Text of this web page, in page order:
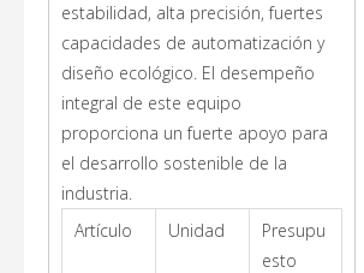
estabilidad, alta precisión, fuertes
capacidades de automatización y
diseño ecológico. El desempeño
integral de este equipo
proporciona un fuerte apoyo para
el desarrollo sostenible de la
industria.
Artículo
Unidad
Presupu
esto